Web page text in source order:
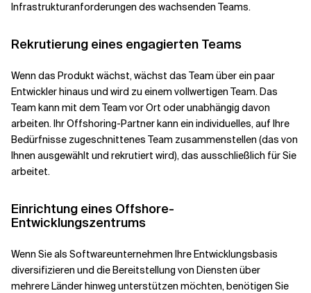
Infrastrukturanforderungen des wachsenden Teams.
Rekrutierung eines engagierten Teams
Wenn das Produkt wächst, wächst das Team über ein paar
Entwickler hinaus und wird zu einem vollwertigen Team. Das
Team kann mit dem Team vor Ort oder unabhängig davon
arbeiten. Ihr Offshoring-Partner kann ein individuelles, auf Ihre
Bedürfnisse zugeschnittenes Team zusammenstellen (das von
Ihnen ausgewählt und rekrutiert wird), das ausschließlich für Sie
arbeitet.
Einrichtung eines Offshore-
Entwicklungszentrums
Wenn Sie als Softwareunternehmen Ihre Entwicklungsbasis
diversifizieren und die Bereitstellung von Diensten über
mehrere Länder hinweg unterstützen möchten, benötigen Sie